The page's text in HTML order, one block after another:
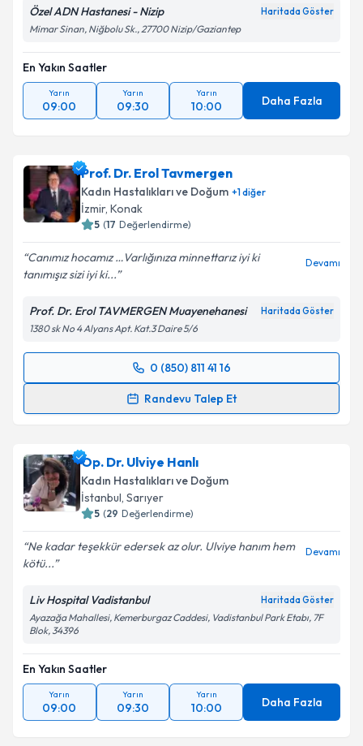
Özel ADN Hastanesi - Nizip Haritada Göster
Mimar Sinan, Niğbolu Sk., 27700 Nizip/Gaziantep
En Yakın Saatler
Yarın
09:00
Yarın
09:30
Yarın
10:00 Daha Fazla
Prof. Dr. Erol Tavmergen
Kadın Hastalıkları ve Doğum +1diğer
İzmir, Konak
5 (17 Değerlendirme)
Canımız hocamız …Varlığınıza minnettarız iyi ki
tanımışız sizi iyi ki...
Devamı
Prof. Dr. Erol TAVMERGEN Muayenehanesi Haritada Göster
1380 sk No 4 Alyans Apt. Kat.3 Daire 5/6
0 (850) 811 41 16
Randevu Talep Et
Randevu Takvimi Talebi
takvim hazırlandığında e-posta ile bilgilendireceğiz.
E-posta Adresiniz
kapsamda işlenmesini kabul ediyorum.
Takvim Talebini Gönder
Op. Dr. Ulviye Hanlı
Kadın Hastalıkları ve Doğum
İstanbul, Sarıyer
5 (29 Değerlendirme)
Ne kadar teşekkür edersek az olur. Ulviye hanım hem
kötü...
Devamı
Liv Hospital Vadistanbul Haritada Göster
Ayazağa Mahallesi, Kemerburgaz Caddesi, Vadistanbul Park Etabı, 7F
Blok, 34396
En Yakın Saatler
Yarın
09:00
Yarın
09:30
Yarın
10:00 Daha Fazla